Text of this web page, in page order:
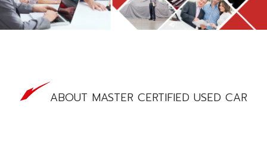
ABOUT MASTER CERTIFIED USED CAR